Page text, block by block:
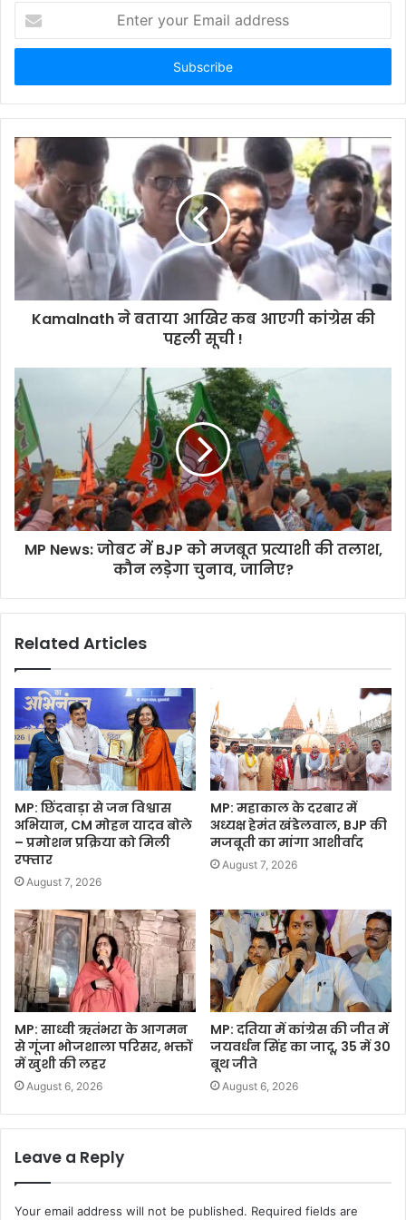
your
Email
Kamalnath ने बताया आखिर कब आएगी कांग्रेस की
पहली सूची !
MP News: जोबट में BJP को मजबूत प्रत्याशी की तलाश,
कौन लड़ेगा चुनाव, जानिए?
Related Articles
MP: छिंदवाड़ा से जन विश्वास
अभियान, CM मोहन यादव बोले
– प्रमोशन प्रक्रिया को मिली
रफ्तार
August 7, 2026
MP: महाकाल के दरबार में
अध्यक्ष हेमंत खंडेलवाल, BJP की
मजबूती का मांगा आशीर्वाद
August 7, 2026
MP: साध्वी ऋतंभरा के आगमन
से गूंजा भोजशाला परिसर, भक्तों
में खुशी की लहर
August 6, 2026
MP: दतिया में कांग्रेस की जीत में
जयवर्धन सिंह का जादू, 35 में 30
बूथ जीते
August 6, 2026
Leave a Reply
Your email address will not be published. Required fields are